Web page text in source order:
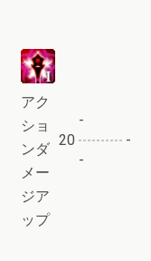
アク
ショ
ンダ
メー
ジア
ップ
20
-
-
-